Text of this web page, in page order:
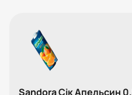
Sandora Сік Апельсин